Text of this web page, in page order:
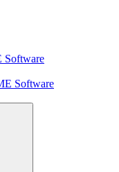
Software
Software